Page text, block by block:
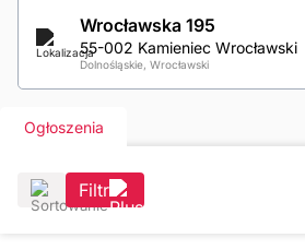
Wrocławska 195
55-002 Kamieniec Wrocławski
Dolnośląskie, Wrocławski
Ogłoszenia
Filtr